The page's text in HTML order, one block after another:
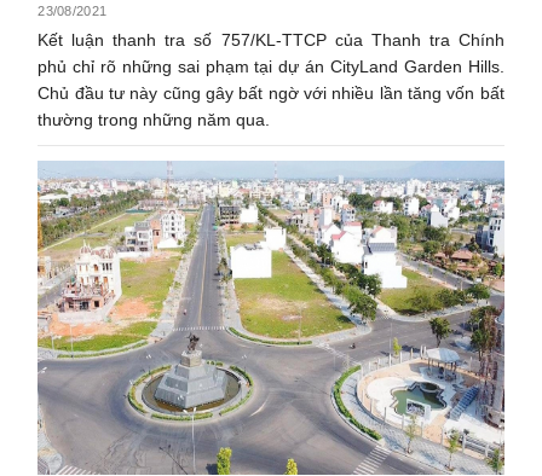
23/08/2021
Kết luận thanh tra số 757/KL-TTCP của Thanh tra Chính
phủ chỉ rõ những sai phạm tại dự án CityLand Garden Hills.
Chủ đầu tư này cũng gây bất ngờ với nhiều lần tăng vốn bất
thường trong những năm qua.